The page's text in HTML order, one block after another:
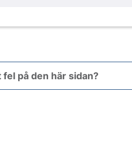
på den här sidan?